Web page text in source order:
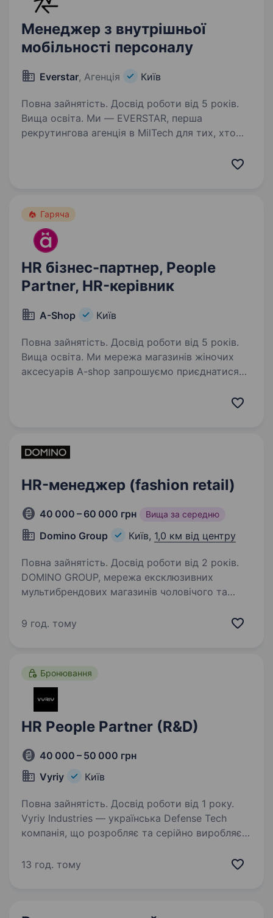
Менеджер з внутрішньої
мобільності персоналу
Everstar, Агенція Київ
Повна зайнятість. Досвід роботи від 5 років.
Вища освіта. Ми — EVERSTAR, перша
рекрутингова агенція в MilTech для тих, хто
Гаряча
HR бізнес-партнер, People
Partner, HR-керівник
A-Shop Київ
Повна зайнятість. Досвід роботи від 5 років.
Вища освіта. Ми мережа магазинів жіночих
аксесуарів A-shop запрошуємо приєднатися
HR-менеджер (fashion retail)
40 000 – 60 000 грн Вища за середню
Domino Group Київ, 1,0 км від центру
Повна зайнятість. Досвід роботи від 2 років.
DOMINO GROUP, мережа ексклюзивних
мультибрендових магазинів чоловічого та
конкурс на вакансію HR менеджера Вимоги:
9 год. тому
Бронювання
HR People Partner (R&D)
40 000 – 50 000 грн
Vyriy
Київ
Повна зайнятість. Досвід роботи від 1 року.
Vyriy Industries — українська Defense Tech
компанія, що розробляє та серійно виробляє
бойових умовах для понад 200 підрозділів Сил
13 год. тому